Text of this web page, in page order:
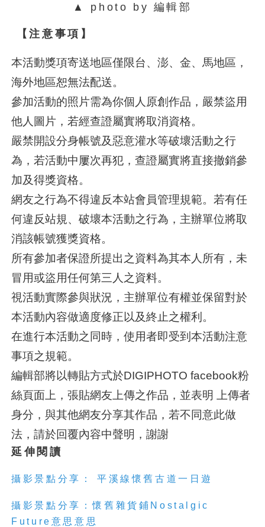
▲ photo by 編輯部
【注意事項】
本活動獎項寄送地區僅限台、澎、金、馬地區，
海外地區恕無法配送。
參加活動的照片需為你個人原創作品，嚴禁盜用
他人圖片，若經查證屬實將取消資格。
嚴禁開設分身帳號及惡意灌水等破壞活動之行
為，若活動中屢次再犯，查證屬實將直接撤銷參
加及得獎資格。
網友之行為不得違反本站會員管理規範。若有任
何違反站規、破壞本活動之行為，主辦單位將取
消該帳號獲獎資格。
所有參加者保證所提出之資料為其本人所有，未
冒用或盜用任何第三人之資料。
視活動實際參與狀況，主辦單位有權並保留對於
本活動內容做適度修正以及終止之權利。
在進行本活動之同時，使用者即受到本活動注意
事項之規範。
編輯部將以轉貼方式於DIGIPHOTO facebook粉
絲頁面上，張貼網友上傳之作品，並表明 上傳者
身分，與其他網友分享其作品，若不同意此做
法，請於回覆內容中聲明，謝謝
延伸閱讀
攝影景點分享： 平溪線懷舊古道一日遊
攝影景點分享：懷舊雜貨鋪Nostalgic
Future意思意思